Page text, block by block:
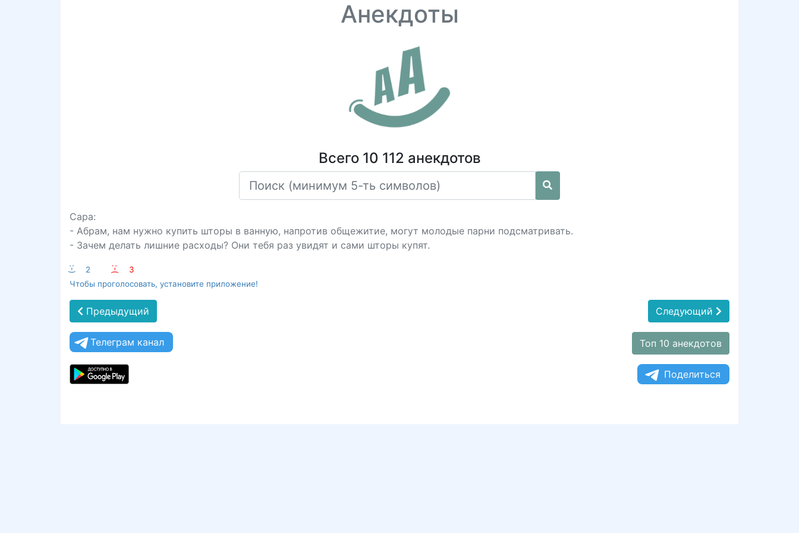
Анекдоты
Всего 10 112 анекдотов
Сара:
- Абрам, нам нужно купить шторы в ванную, напротив общежитие, могут молодые парни подсматривать.
- Зачем делать лишние расходы? Они тебя раз увидят и сами шторы купят.
:-) 2 :-(
3
Чтобы проголосовать, установите приложение!
Предыдущий Следующий
Телеграм канал Топ 10 анекдотов
Поделиться